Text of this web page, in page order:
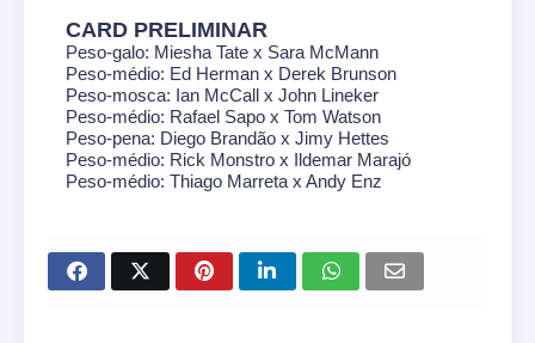
CARD PRELIMINAR
Peso-galo: Miesha Tate x Sara McMann
Peso-médio: Ed Herman x Derek Brunson
Peso-mosca: Ian McCall x John Lineker
Peso-médio: Rafael Sapo x Tom Watson
Peso-pena: Diego Brandão x Jimy Hettes
Peso-médio: Rick Monstro x Ildemar Marajó
Peso-médio: Thiago Marreta x Andy Enz